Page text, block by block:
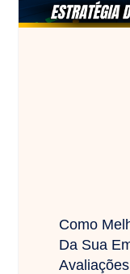
Como
Da Sua